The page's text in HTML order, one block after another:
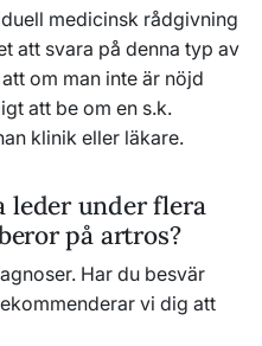
medicinsk rådgivning
att svara på denna typ av
om man inte är nöjd
att be om en s.k.
klinik eller läkare.
leder under flera
på artros?
Har du besvär
vi dig att